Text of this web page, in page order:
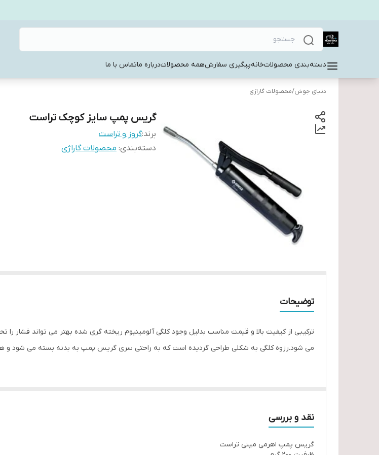
دسته‌بندی محصولاتخانهپیگیری سفارشهمه محصولاتدرباره ماتماس با ما
دنیای جوش/محصولات گاراژی
گریس پمپ سایز کوچک تراست
برند:گروز و تراست
دسته‌بندی: محصولات گاراژی
توضیحات
ترکیبی از کیفیت بالا و قیمت مناسب بدلیل وجود کلگی آلومینیوم ریخته گری شده بهتر می تواند فشار را
می شود.رزوه کلگی به شکلی طراحی گردیده است که به راحتی سری گریس پمپ به بدنه بسته می شود و
نقد و بررسی
گریس پمپ اهرمی مینی تراست